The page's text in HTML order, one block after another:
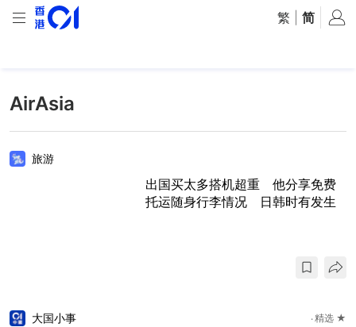
繁 简
AirAsia
旅游
出国买太多搭机超重 他分享免费
托运随身行李情况 日韩时有发生
大国小事 精选 ★